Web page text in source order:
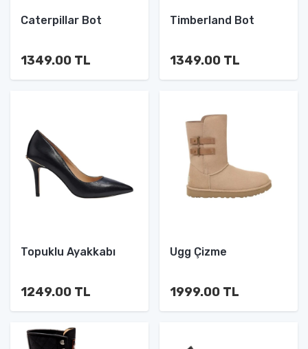
Caterpillar Bot
1349.00 TL
Timberland Bot
1349.00 TL
Topuklu Ayakkabı
1249.00 TL
Ugg Çizme
1999.00 TL